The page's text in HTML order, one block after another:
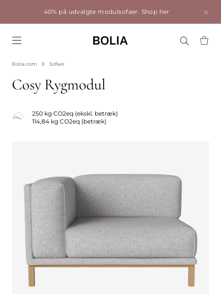
40% på udvalgte modulsofaer. Shop her
Bolia.com Sofaer
Cosy Rygmodul
250 kg CO2eq (ekskl. betræk)
114,84 kg CO2eq (betræk)